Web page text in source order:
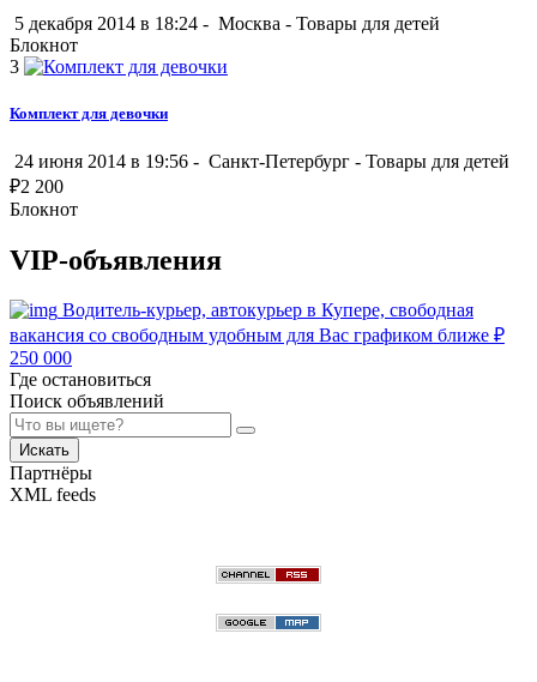
5 декабря 2014 в 18:24 - Москва - Товары для детей
Блокнот
3
Комплект для девочки
24 июня 2014 в 19:56 - Санкт-Петербург - Товары для детей
₽2 200
Блокнот
VIP-объявления
Водитель-курьер, автокурьер в Купере, свободная
вакансия со свободным удобным для Вас графиком ближе ₽
250 000
Где остановиться
Поиск объявлений
Искать
Партнёры
XML feeds